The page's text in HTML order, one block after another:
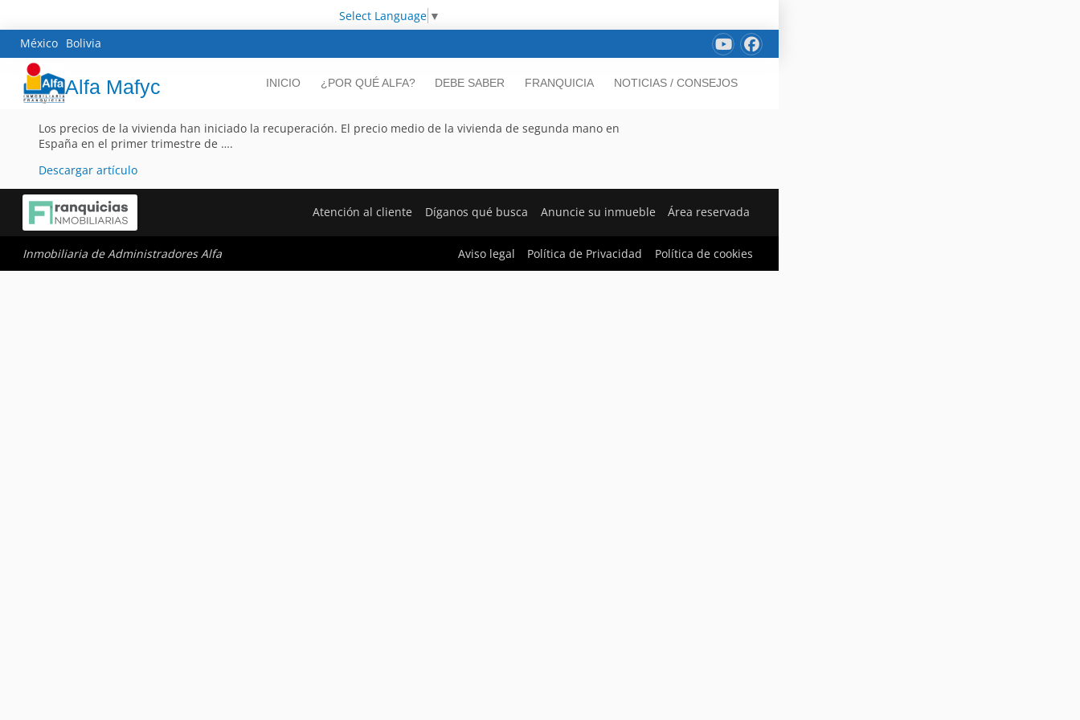
Select Language ▼
México Bolivia
Alfa Mafyc INICIO ¿POR QUÉ ALFA? DEBE SABER FRANQUICIA NOTICIAS / CONSEJOS
Los precios de la vivienda han iniciado la recuperación. El precio medio de la vivienda de segunda mano en
España en el primer trimestre de ….
Descargar artículo
Atención al cliente Díganos qué busca Anuncie su inmueble Área reservada
Inmobiliaria de Administradores Alfa Aviso legal Política de Privacidad Política de cookies